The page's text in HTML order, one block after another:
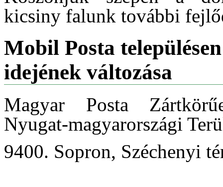
kicsiny falunk további
Mobil Posta
idejének változása
Magyar Posta
Nyugat-magyarországi
9400. Sopron, Széchenyi